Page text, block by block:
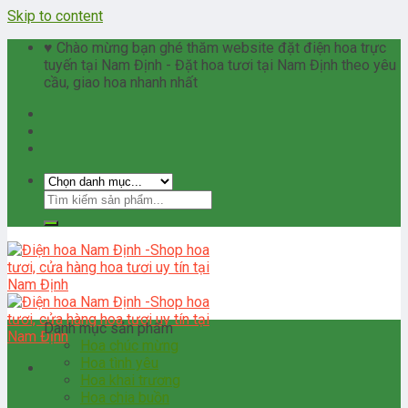
Skip to content
♥ Chào mừng bạn ghé thăm website đặt điện hoa trực
tuyến tại Nam Định - Đặt hoa tươi tại Nam Định theo yêu
cầu, giao hoa nhanh nhất
Danh mục sản phẩm
Hoa chúc mừng
Hoa tình yêu
Hoa khai trương
Hoa chia buồn